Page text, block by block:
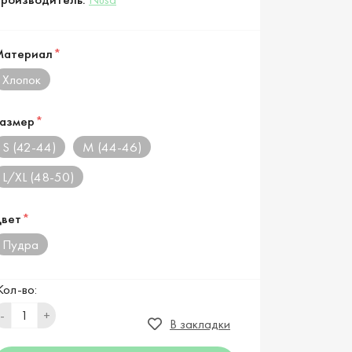
*
Хлопок
*
S (42-44)
M (44-46)
L/XL (48-50)
*
Пудра
во:
-
+
В закладки